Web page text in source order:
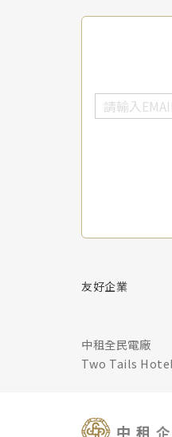
友好企業
中租全民電廠
Two Tails Hotel